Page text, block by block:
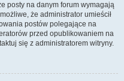
posty na danym forum wymagają
że administrator umieścił
postów polegające na
przed opublikowaniem na
się z administratorem witryny.